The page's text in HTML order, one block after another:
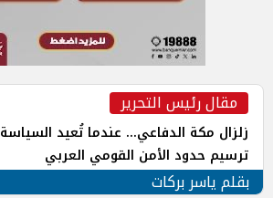
مقال رئيس التحرير
زلزال مكة الدفاعي... عندما تُعيد السياسة
ترسيم حدود الأمن القومي العربي
بقلم ياسر بركات